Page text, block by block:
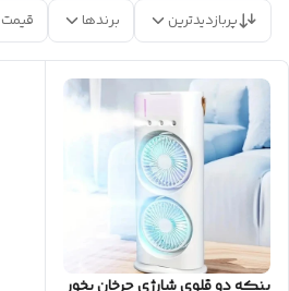
پربازدیدترین برندها قیمت
پنکه دو قلوی شارژی چرخان بخور